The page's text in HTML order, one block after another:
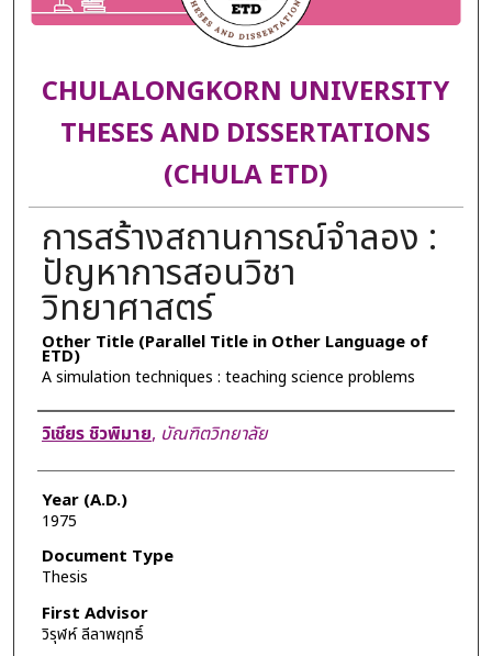
CHULALONGKORN UNIVERSITY
THESES AND DISSERTATIONS
(CHULA ETD)
การสร้างสถานการณ์จำลอง :
ปัญหาการสอนวิชา
วิทยาศาสตร์
Other Title (Parallel Title in Other Language of
ETD)
A simulation techniques : teaching science problems
Author
วิเชียร ชิวพิมาย, บัณฑิตวิทยาลัย
Year (A.D.)
1975
Document Type
Thesis
First Advisor
วิรุฬห์ ลีลาพฤทธิ์